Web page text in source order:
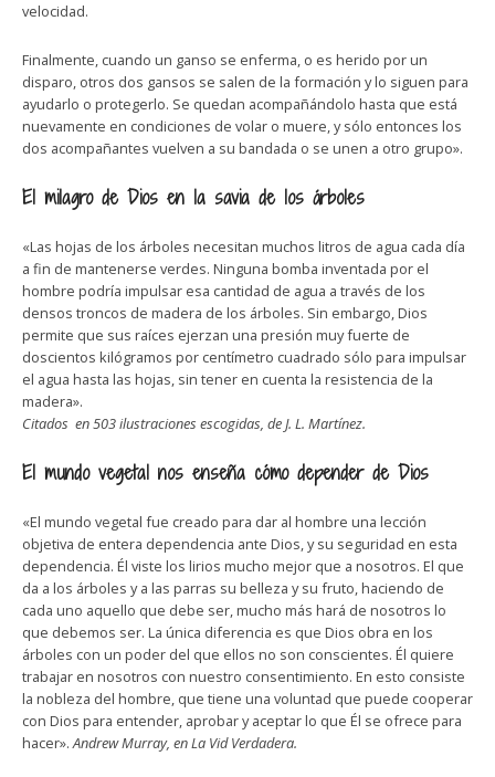
velocidad.
Finalmente, cuando un ganso se enferma, o es herido por un
disparo, otros dos gansos se salen de la formación y lo siguen para
ayudarlo o protegerlo. Se quedan acompañándolo hasta que está
nuevamente en condiciones de volar o muere, y sólo entonces los
dos acompañantes vuelven a su bandada o se unen a otro grupo».
El milagro de Dios en la savia de los árboles
«Las hojas de los árboles necesitan muchos litros de agua cada día
a fin de mantenerse verdes. Ninguna bomba inventada por el
hombre podría impulsar esa cantidad de agua a través de los
densos troncos de madera de los árboles. Sin embargo, Dios
permite que sus raíces ejerzan una presión muy fuerte de
doscientos kilógramos por centímetro cuadrado sólo para impulsar
el agua hasta las hojas, sin tener en cuenta la resistencia de la
madera».
Citados en 503 ilustraciones escogidas, de J. L. Martínez.
El mundo vegetal nos enseña cómo depender de Dios
«El mundo vegetal fue creado para dar al hombre una lección
objetiva de entera dependencia ante Dios, y su seguridad en esta
dependencia. Él viste los lirios mucho mejor que a nosotros. El que
da a los árboles y a las parras su belleza y su fruto, haciendo de
cada uno aquello que debe ser, mucho más hará de nosotros lo
que debemos ser. La única diferencia es que Dios obra en los
árboles con un poder del que ellos no son conscientes. Él quiere
trabajar en nosotros con nuestro consentimiento. En esto consiste
la nobleza del hombre, que tiene una voluntad que puede cooperar
con Dios para entender, aprobar y aceptar lo que Él se ofrece para
hacer».Andrew Murray, en La Vid Verdadera.